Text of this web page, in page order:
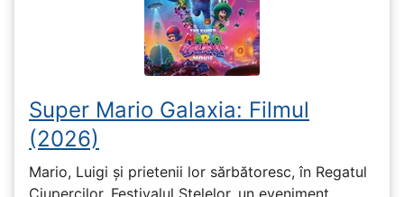
Super Mario Galaxia: Filmul
(2026)
Mario, Luigi și prietenii lor sărbătoresc, în Regatul